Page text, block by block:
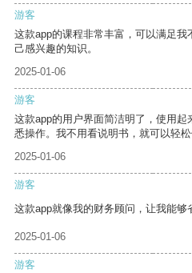
游客
这款app的课程非常丰富，可以满足
己感兴趣的知识。
2025-01-06
游客
这款app的用户界面简洁明了，使用
悉操作。我不用看说明书，就可以轻松
2025-01-06
游客
这款app就像我的财务顾问，让我能够
2025-01-06
游客